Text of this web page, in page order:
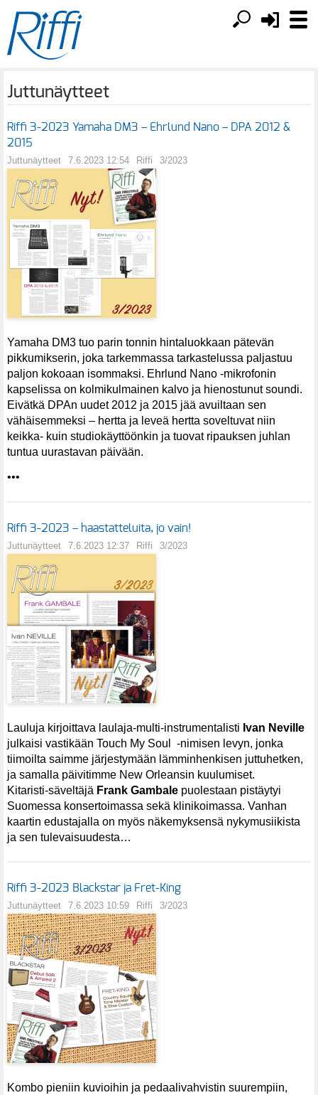
Juttunäytteet
Riffi 3-2023 Yamaha DM3 – Ehrlund Nano – DPA 2012 &
2015
Juttunäytteet 7.6.2023 12:54 Riffi 3/2023
Yamaha DM3 tuo parin tonnin hintaluokkaan pätevän
pikkumikserin, joka tarkemmassa tarkastelussa paljastuu
paljon kokoaan isommaksi. Ehrlund Nano -mikrofonin
kapselissa on kolmikulmainen kalvo ja hienostunut soundi.
Eivätkä DPAn uudet 2012 ja 2015 jää avuiltaan sen
vähäisemmeksi – hertta ja leveä hertta soveltuvat niin
keikka- kuin studiokäyttöönkin ja tuovat ripauksen juhlan
tuntua uurastavan päivään.
•••
Riffi 3-2023 – haastatteluita, jo vain!
Juttunäytteet 7.6.2023 12:37 Riffi 3/2023
Lauluja kirjoittava laulaja-multi-instrumentalisti Ivan Neville
julkaisi vastikään Touch My Soul -nimisen levyn, jonka
tiimoilta saimme järjestymään lämminhenkisen juttuhetken,
ja samalla päivitimme New Orleansin kuulumiset.
Kitaristi-säveltäjä Frank Gambale puolestaan pistäytyi
Suomessa konsertoimassa sekä klinikoimassa. Vanhan
kaartin edustajalla on myös näkemyksensä nykymusiikista
ja sen tulevaisuudesta…
Riffi 3-2023 Blackstar ja Fret-King
Juttunäytteet 7.6.2023 10:59 Riffi 3/2023
Kombo pieniin kuvioihin ja pedaalivahvistin suurempiin,